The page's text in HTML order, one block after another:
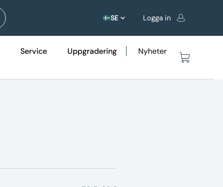
SE Logga in
Service Uppgradering
Nyheter